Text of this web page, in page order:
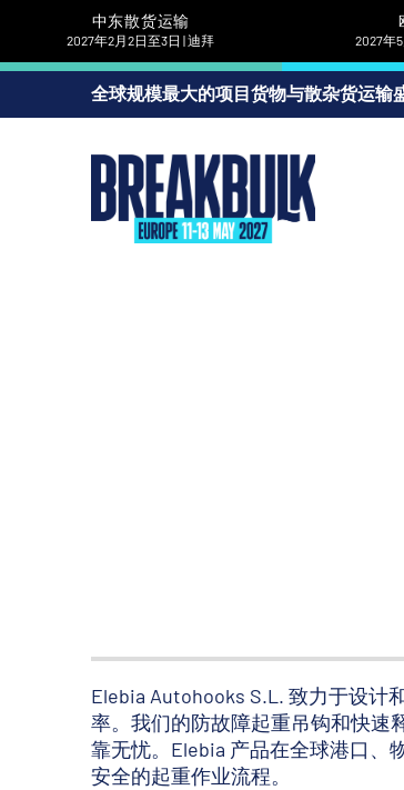
中东散货运输
2027年2月2日至3日 | 迪拜 2027年
全球规模最大的项目货物与散杂货运输
Elebia Autohooks S.L. 致力于设计
率。我们的防故障起重吊钩和快速
靠无忧。Elebia 产品在全球港口、
安全的起重作业流程。